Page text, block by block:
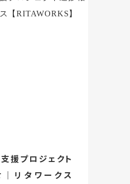
援プロジェクト
リタワークス